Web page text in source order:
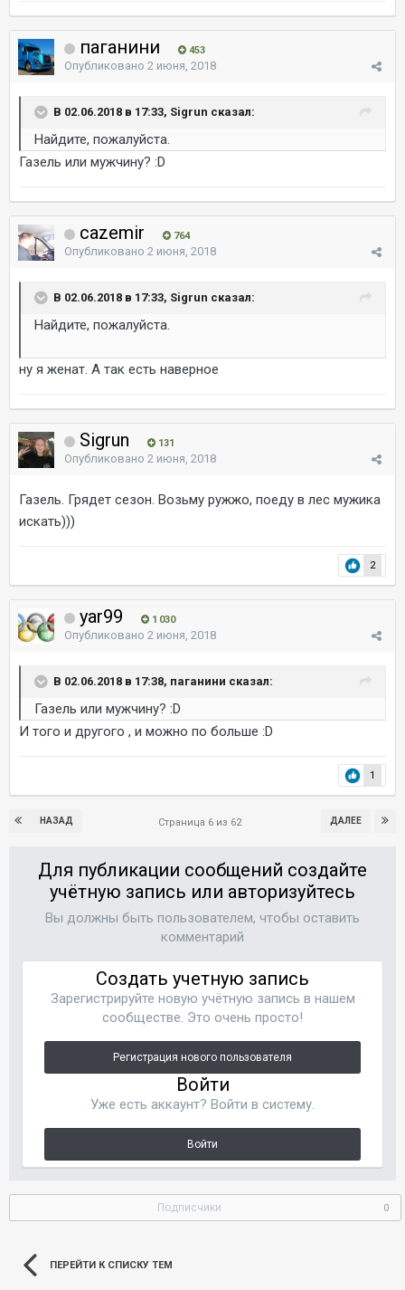
паганини 453
Опубликовано 2 июня, 2018
В 02.06.2018 в 17:33, Sigrun сказал:
Найдите, пожалуйста.
Газель или мужчину? :D
cazemir 764
Опубликовано 2 июня, 2018
В 02.06.2018 в 17:33, Sigrun сказал:
Найдите, пожалуйста.
ну я женат. А так есть наверное
Sigrun 131
Опубликовано 2 июня, 2018
Газель. Грядет сезон. Возьму ружжо, поеду в лес мужика
искать)))
2
yar99 1 030
Опубликовано 2 июня, 2018
В 02.06.2018 в 17:38, паганини сказал:
Газель или мужчину? :D
И того и другого , и можно по больше :D
1
НАЗАД ДАЛЕЕ
Страница 6 из 62
Для публикации сообщений создайте
учётную запись или авторизуйтесь
Вы должны быть пользователем, чтобы оставить
комментарий
Создать учетную запись
Зарегистрируйте новую учётную запись в нашем
сообществе. Это очень просто!
Регистрация нового пользователя
Войти
Уже есть аккаунт? Войти в систему.
Войти
Подписчики 0
ПЕРЕЙТИ К СПИСКУ ТЕМ